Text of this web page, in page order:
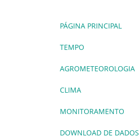
PÁGINA PRINCIPAL
TEMPO
AGROMETEOROLOGIA
CLIMA
MONITORAMENTO
DOWNLOAD DE DADOS